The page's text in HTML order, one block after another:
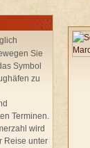
Sie
Symbol
zu
Terminen.
wird
Reise unter